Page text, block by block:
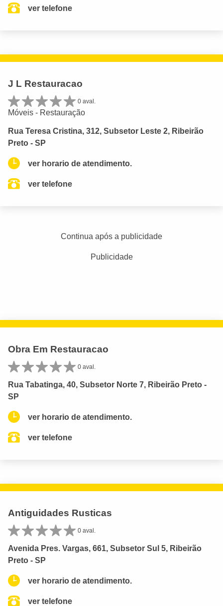
ver telefone
J L Restauracao
0 aval.
Móveis - Restauração
Rua Teresa Cristina, 312, Subsetor Leste 2, Ribeirão
Preto - SP
ver horario de atendimento.
ver telefone
Continua após a publicidade
Publicidade
Obra Em Restauracao
0 aval.
Rua Tabatinga, 40, Subsetor Norte 7, Ribeirão Preto -
SP
ver horario de atendimento.
ver telefone
Antiguidades Rusticas
0 aval.
Avenida Pres. Vargas, 661, Subsetor Sul 5, Ribeirão
Preto - SP
ver horario de atendimento.
ver telefone